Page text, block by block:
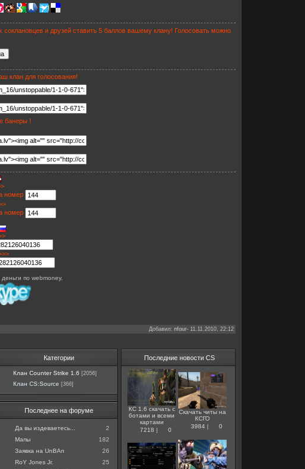
и друзей ставить 5 баллов вашему клану! Голосовать можно
клан для голосования!
банеры !
номер
номер
по webmoney,
Добавил: nfour- 11.11.2010, 22:12
Категории
Клан Counter Strike 1.6 [2056]
Клан CS:Source [366]
Последнее на форуме
Да вы издеваетесь...
2
Мапы
182
Заявка на UnBAn
26
RoY Jones Jr.
25
Последние новости CS
КС 1.6 скачать с
ботами и всеми
картами
7218 | 0
Скачать читы на
КСГО
3984 | 0